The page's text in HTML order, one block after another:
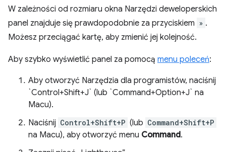
W zależności od rozmiaru okna Narzędzi deweloperskich
panel znajduje się prawdopodobnie za przyciskiem » .
Możesz przeciągać kartę, aby zmienić jej kolejność.
Aby szybko wyświetlić panel za pomocą menu poleceń:
Aby otworzyć Narzędzia dla programistów, naciśnij
`Control+Shift+J` (lub `Command+Option+J` na
Macu).
Naciśnij Control+Shift+P (lub Command+Shift+P
na Macu), aby otworzyć menu Command.